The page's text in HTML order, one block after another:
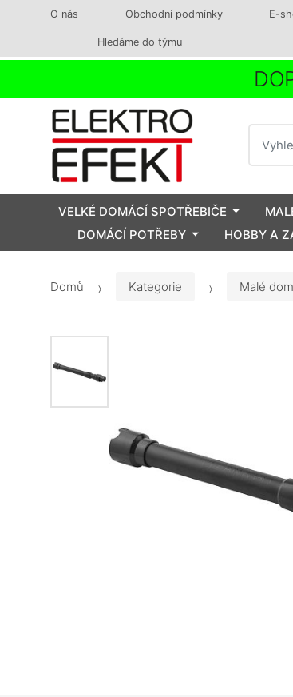
O nás Obchodní podmínky E-
Hledáme do týmu
VELKÉ DOMÁCÍ SPOTŘEBIČE
DOMÁCÍ POTŘEBY
HOBBY A
Domů Kategorie Malé